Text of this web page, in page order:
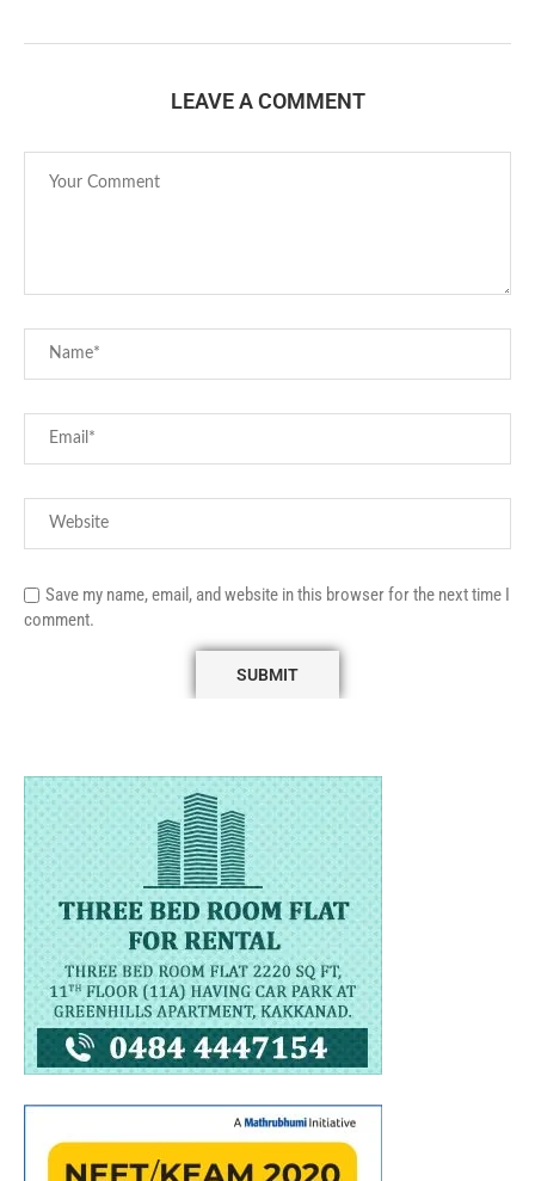
LEAVE A COMMENT
Save my name, email, and website in this browser for the next time I
comment.